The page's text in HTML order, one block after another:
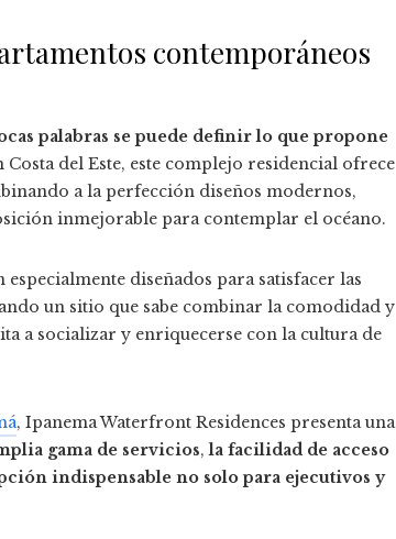
contemporáneos
palabras se puede definir lo que propone
Costa del Este, este complejo residencial ofrece
a la perfección diseños modernos,
inmejorable para contemplar el océano.
diseñados para satisfacer las
un sitio que sabe combinar la comodidad y
a socializar y enriquecerse con la cultura de
, Ipanema Waterfront Residences presenta una
gama de servicios,la facilidad de acceso
indispensable no solo para ejecutivos y